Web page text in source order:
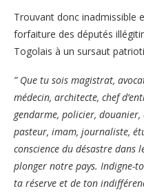
Trouvant donc inadmissible
forfaiture des députés
Togolais à un sursaut
” Que tu sois magistrat,
médecin, architecte, chef
gendarme, policier,
pasteur, imam, journaliste,
conscience du désastre dans
plonger notre pays. Indigne-
ta réserve et de ton